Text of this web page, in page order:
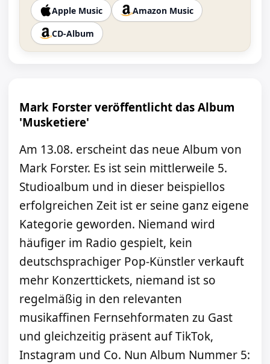
Apple Music
Amazon Music
CD-Album
Mark Forster veröffentlicht das Album
'Musketiere'
Am 13.08. erscheint das neue Album von
Mark Forster. Es ist sein mittlerweile 5.
Studioalbum und in dieser beispiellos
erfolgreichen Zeit ist er seine ganz eigene
Kategorie geworden. Niemand wird
häufiger im Radio gespielt, kein
deutschsprachiger Pop-Künstler verkauft
mehr Konzerttickets, niemand ist so
regelmäßig in den relevanten
musikaffinen Fernsehformaten zu Gast
und gleichzeitig präsent auf TikTok,
Instagram und Co. Nun Album Nummer 5: